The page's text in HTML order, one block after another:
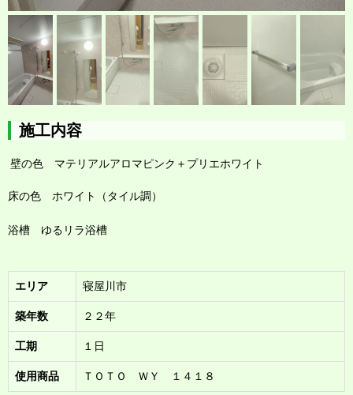
施工内容
壁の色 マテリアルアロマピンク＋プリエホワイト
床の色 ホワイト（タイル調）
浴槽 ゆるリラ浴槽
エリア 寝屋川市
築年数 ２２年
工期 １日
使用商品 ＴＯＴＯ ＷＹ １４１８